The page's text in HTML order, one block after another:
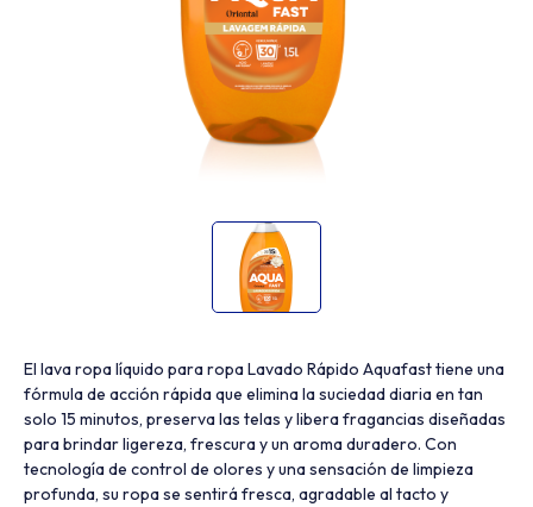
El lava ropa líquido para ropa Lavado Rápido Aquafast tiene una
fórmula de acción rápida que elimina la suciedad diaria en tan
solo 15 minutos, preserva las telas y libera fragancias diseñadas
para brindar ligereza, frescura y un aroma duradero. Con
tecnología de control de olores y una sensación de limpieza
profunda, su ropa se sentirá fresca, agradable al tacto y